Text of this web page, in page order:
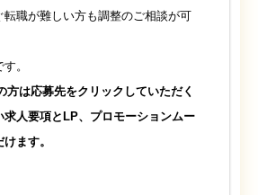
職が難しい方も調整のご相談が可
。
は応募先をクリックしていただく
求人要項とLP、プロモーションムー
ます。